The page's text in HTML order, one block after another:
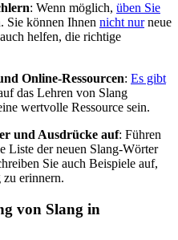
: Wenn möglich, üben Sie
Sie können Ihnen nicht nurneue
helfen, die richtige
Online-Ressourcen: Es gibt
das Lehren von Slang
wertvolle Ressource sein.
und Ausdrücke auf: Führen
Liste der neuen Slang-Wörter
Sie auch Beispiele auf,
zu erinnern.
von Slang in